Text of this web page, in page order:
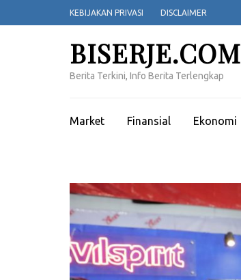
ke
KEBIJAKAN PRIVASI DISCLAIMER
BISERJE.COM
Berita Terkini, Info Berita Terlengkap
Market Finansial Ekonomi